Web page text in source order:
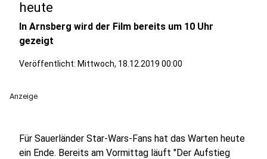
heute
In Arnsberg wird der Film bereits um 10 Uhr
gezeigt
Veröffentlicht: Mittwoch, 18.12.2019 00:00
Anzeige
Für Sauerländer Star-Wars-Fans hat das Warten heute
ein Ende. Bereits am Vormittag läuft "Der Aufstieg